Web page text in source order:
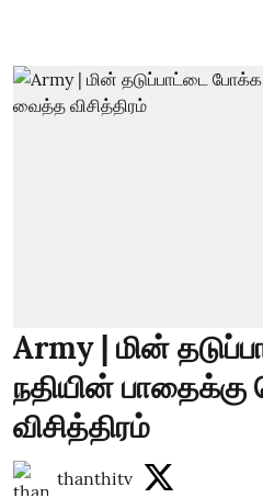
Army | மின்
நதியின்
விசித்திரம்
thanthitv